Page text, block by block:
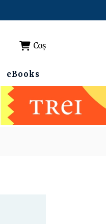
Coș
eBooks